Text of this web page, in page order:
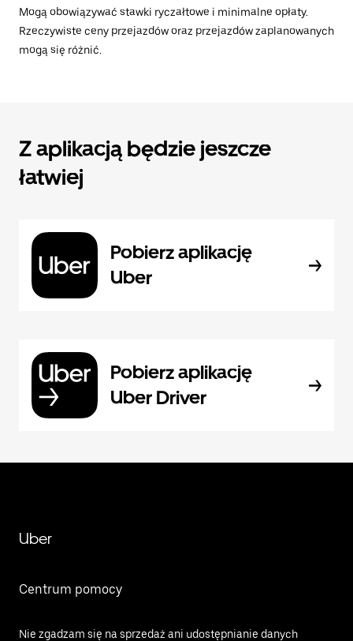
Mogą obowiązywać stawki ryczałtowe i minimalne opłaty.
Rzeczywiste ceny przejazdów oraz przejazdów zaplanowanych
mogą się różnić.
Z aplikacją będzie jeszcze
łatwiej
Pobierz aplikację
Uber
Pobierz aplikację
Uber Driver
Uber
Centrum pomocy
Nie zgadzam się na sprzedaż ani udostępnianie danych